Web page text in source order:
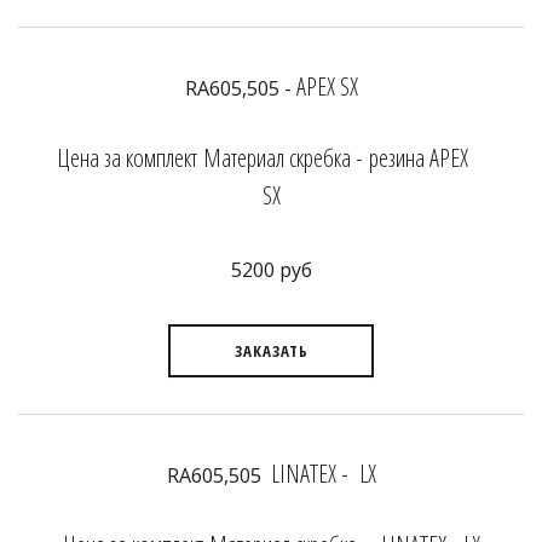
RA605,505 - APEX SX
Цена за комплект Материал скребка - резина APEX
SX
5200 руб
ЗАКАЗАТЬ
RA605,505 LINATEX - LX